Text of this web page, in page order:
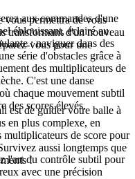
aux commandes d'une
éblouissant, éclairé au
: naviguer dans des
série d'obstacles grâce à
des multiplicateurs de
C'est une danse
chaque mouvement subtil
des scores élevés.
l'art du contrôle subtil pour
avec une précision
permettra de vous
transformant d'un nouveau
vous pour une
est de guider votre balle à
en plus complexe, en
multiplicateurs de score pour
aussi longtemps que
!